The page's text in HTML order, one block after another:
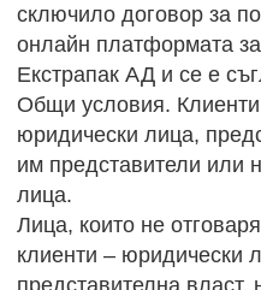
сключило договор за
онлайн платформата
Екстрапак АД и се е
Общи условия.
юридически лица,
им представители
лица.
Лица, които не
клиенти – юридически
представителна власт,